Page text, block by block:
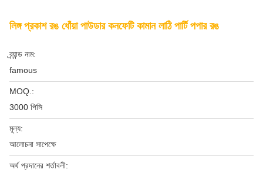
লিঙ্গ প্রকাশ রঙ ধোঁয়া পাউডার কনফেটি কামান লাঠি পার্টি পপার রঙ
ব্র্যান্ড নাম:
famous
MOQ.:
3000 পিসি
মূল্য:
আলোচনা সাপেক্ষে
অর্থ প্রদানের শর্তাবলী: